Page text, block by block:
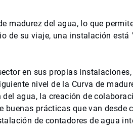
madurez del agua, lo que
de su viaje, una instalación
en sus propias
nivel de la Curva de
agua, la creación de
prácticas que van desde
de contadores de agua